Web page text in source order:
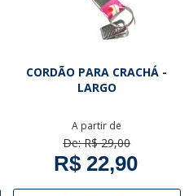
CORDÃO PARA CRACHÁ -
LARGO
A partir de
De: R$ 29,00
R$ 22,90